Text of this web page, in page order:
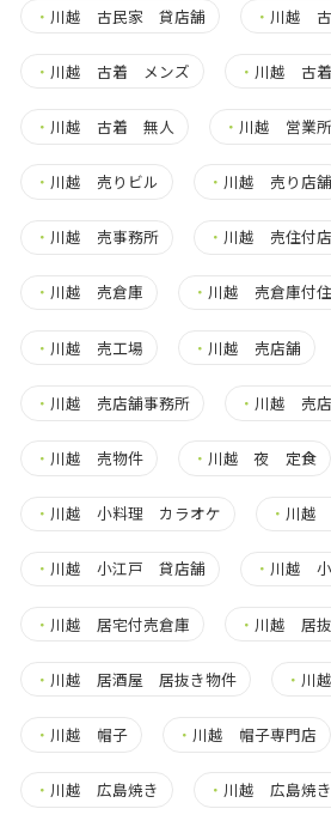
・ 川越 古民家 貸店舗 ・ 川越
・ 川越 古着 メンズ ・ 川越 古
・ 川越 古着 無人 ・ 川越 営業
・ 川越 売りビル ・ 川越 売り店舗
・ 川越 売事務所 ・ 川越 売住付
・ 川越 売倉庫 ・ 川越 売倉庫付
・ 川越 売工場 ・ 川越 売店舗
・ 川越 売店舗事務所 ・ 川越 売
・ 川越 売物件 ・ 川越 夜 定食
・ 川越 小料理 カラオケ ・ 川越
・ 川越 小江戸 貸店舗 ・ 川越
・ 川越 居宅付売倉庫 ・ 川越 居
・ 川越 居酒屋 居抜き物件 ・ 川
・ 川越 帽子 ・ 川越 帽子専門店
・ 川越 広島焼き ・ 川越 広島焼